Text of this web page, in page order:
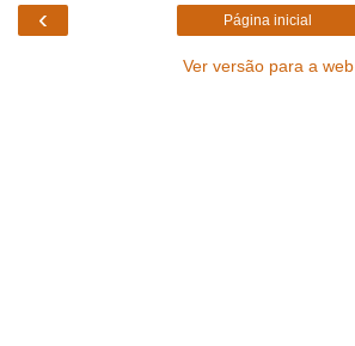
‹ Página inicial
Ver versão para a web